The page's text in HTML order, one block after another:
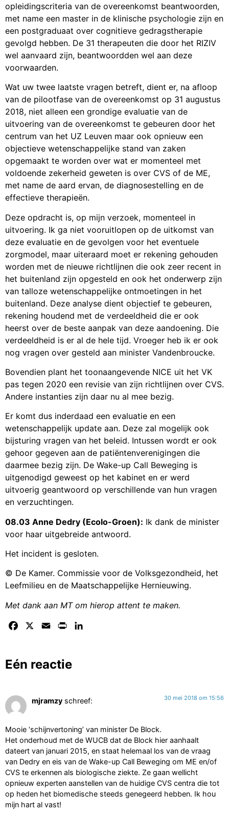
opleidingscriteria van de overeenkomst beantwoorden,
met name een master in de klinische psychologie zijn en
een postgraduaat over cognitieve gedragstherapie
gevolgd hebben. De 31 therapeuten die door het RIZIV
wel aanvaard zijn, beantwoordden wel aan deze
voorwaarden.
Wat uw twee laatste vragen betreft, dient er, na afloop
van de pilootfase van de overeenkomst op 31 augustus
2018, niet alleen een grondige evaluatie van de
uitvoering van de overeenkomst te gebeuren door het
centrum van het UZ Leuven maar ook opnieuw een
objectieve wetenschappelijke stand van zaken
opgemaakt te worden over wat er momenteel met
voldoende zekerheid geweten is over CVS of de ME,
met name de aard ervan, de diagnosestelling en de
effectieve therapieën.
Deze opdracht is, op mijn verzoek, momenteel in
uitvoering. Ik ga niet vooruitlopen op de uitkomst van
deze evaluatie en de gevolgen voor het eventuele
zorgmodel, maar uiteraard moet er rekening gehouden
worden met de nieuwe richtlijnen die ook zeer recent in
het buitenland zijn opgesteld en ook het onderwerp zijn
van talloze wetenschappelijke ontmoetingen in het
buitenland. Deze analyse dient objectief te gebeuren,
rekening houdend met de verdeeldheid die er ook
heerst over de beste aanpak van deze aandoening. Die
verdeeldheid is er al de hele tijd. Vroeger heb ik er ook
nog vragen over gesteld aan minister Vandenbroucke.
Bovendien plant het toonaangevende NICE uit het VK
pas tegen 2020 een revisie van zijn richtlijnen over CVS.
Andere instanties zijn daar nu al mee bezig.
Er komt dus inderdaad een evaluatie en een
wetenschappelijk update aan. Deze zal mogelijk ook
bijsturing vragen van het beleid. Intussen wordt er ook
gehoor gegeven aan de patiëntenverenigingen die
daarmee bezig zijn. De Wake-up Call Beweging is
uitgenodigd geweest op het kabinet en er werd
uitvoerig geantwoord op verschillende van hun vragen
en verzuchtingen.
08.03 Anne Dedry (Ecolo-Groen): Ik dank de minister
voor haar uitgebreide antwoord.
Het incident is gesloten.
© De Kamer. Commissie voor de Volksgezondheid, het
Leefmilieu en de Maatschappelijke Hernieuwing.
Met dank aan MT om hierop attent te maken.
Facebook Email Print
Eén reactie
mjramzy schreef: 30 mei 2018 om 15:56
Mooie ‘schijnvertoning’ van minister De Block.
Het onderhoud met de WUCB dat de Block hier aanhaalt
dateert van januari 2015, en staat helemaal los van de vraag
van Dedry en eis van de Wake-up Call Beweging om ME en/of
CVS te erkennen als biologische ziekte. Ze gaan wellicht
opnieuw experten aanstellen van de huidige CVS centra die tot
op heden het biomedische steeds genegeerd hebben. Ik hou
mijn hart al vast!